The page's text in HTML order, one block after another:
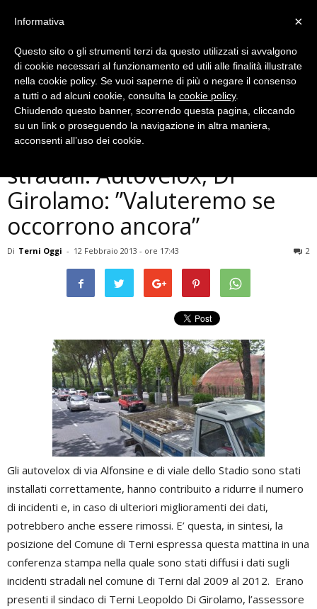
Cronaca
Terni, calano gli incidenti
stradali. Autovelox, Di
Girolamo: ”Valuteremo se
occorrono ancora”
Di Terni Oggi - 12 Febbraio 2013 - ore 17:43 2
Gli autovelox di via Alfonsine e di viale dello Stadio sono stati
installati correttamente, hanno contribuito a ridurre il numero
di incidenti e, in caso di ulteriori miglioramenti dei dati,
potrebbero anche essere rimossi. E’ questa, in sintesi, la
posizione del Comune di Terni espressa questa mattina in una
conferenza stampa nella quale sono stati diffusi i dati sugli
incidenti stradali nel comune di Terni dal 2009 al 2012. Erano
presenti il sindaco di Terni Leopoldo Di Girolamo, l’assessore
×
Informativa
Questo sito o gli strumenti terzi da questo utilizzati si avvalgono
di cookie necessari al funzionamento ed utili alle finalità illustrate
nella cookie policy. Se vuoi saperne di più o negare il consenso
a tutti o ad alcuni cookie, consulta la cookie policy.
Chiudendo questo banner, scorrendo questa pagina, cliccando
su un link o proseguendo la navigazione in altra maniera,
acconsenti all’uso dei cookie.